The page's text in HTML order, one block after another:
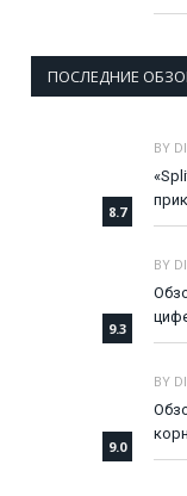
ПОСЛЕДНИЕ
8.7
BY
9.3
BY
9.0
BY